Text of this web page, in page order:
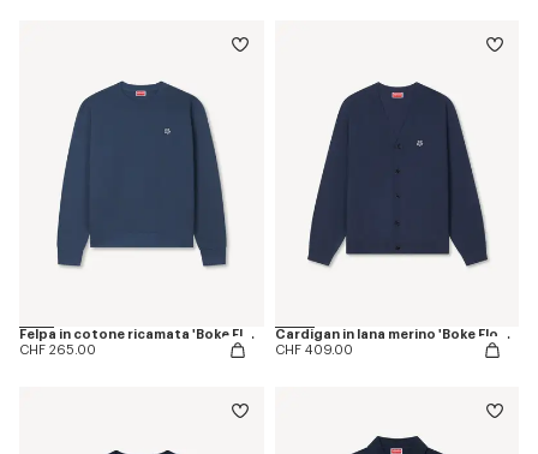
Felpa in cotone ricamata 'Boke Flower'
CHF 265.00
Cardigan in lana merino 'Boke Flower'
CHF 409.00